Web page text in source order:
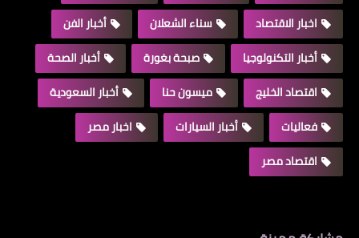
اخبار الاقتصاد
سناء الشعلان
أخبار الفن
أخبار التكنولوجيا
صبحة بغورة
أخبار الصحة
اقتصاد الخليج
ميسون حنا
أخبار السعودية
فعاليات
أخبار السيارات
اخبار مصر
اقتصاد مصر